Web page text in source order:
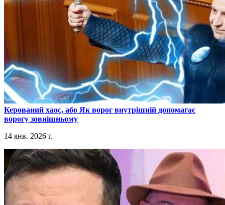
​Керований хаос, або Як ворог внутрішній допомагає
ворогу зовнішньому
14 янв. 2026 г.